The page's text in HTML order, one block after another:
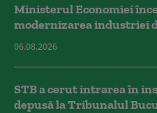
Ministerul Economiei
modernizarea industriei
06.08.2026
STB a cerut intrarea în
depusă la Tribunalul